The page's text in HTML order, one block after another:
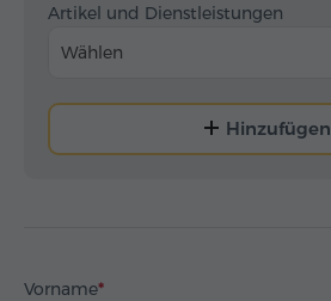
Artikel und Dienstleistungen
Wählen
Hinzufügen
Vorname